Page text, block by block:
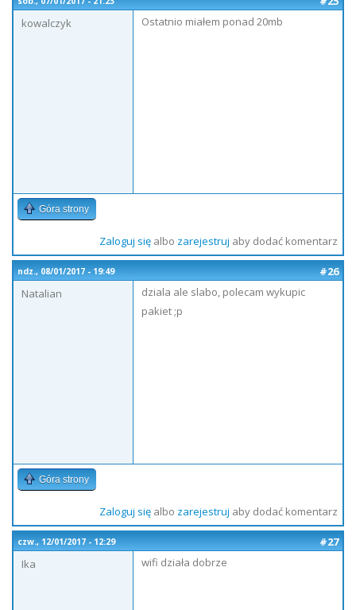
kowalczyk
Ostatnio miałem ponad 20mb
Góra strony
Zaloguj sięalbo zarejestruj aby dodać komentarz
ndz., 08/01/2017 - 19:49
#26
Natalian
dziala ale slabo, polecam wykupic
pakiet ;p
Góra strony
Zaloguj sięalbo zarejestruj aby dodać komentarz
czw., 12/01/2017 - 12:29
#27
Ika
wifi działa dobrze